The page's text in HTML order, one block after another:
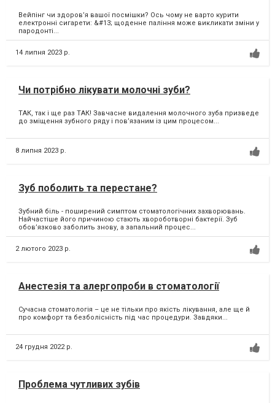
Вейпінг чи здоровʼя вашої посмішки? Ось чому не варто курити
електронні сигарети: &#13; щоденне паління може викликати зміни у
пародонті...
14 липня 2023 р.
Чи потрібно лікувати молочні зуби?
ТАК, так і ще раз ТАК! Завчасне видалення молочного зуба призведе
до зміщення зубного ряду і повʼязаним із цим процесом...
8 липня 2023 р.
Зуб поболить та перестане?
Зубний біль - поширений симптом стоматологічних захворювань.
Найчастіше його причиною стають хвороботворні бактерії. Зуб
обов’язково заболить знову, а запальний процес...
2 лютого 2023 р.
Анестезія та алергопроби в стоматології
Сучасна стоматологія – це не тільки про якість лікування, але ще й
про комфорт та безболісність під час процедури. Завдяки...
24 грудня 2022 р.
Проблема чутливих зубів